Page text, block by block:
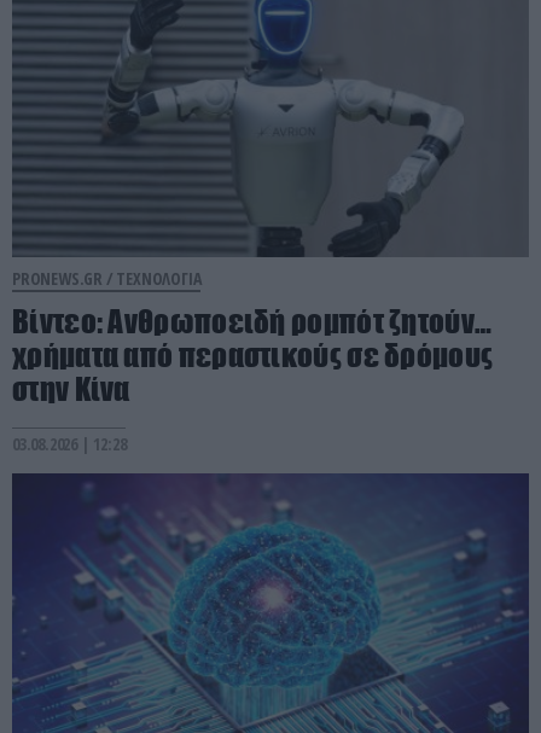
PRONEWS.GR / ΤΕΧΝΟΛΟΓΙΑ
Βίντεο: Ανθρωποειδή ρομπότ ζητούν…
χρήματα από περαστικούς σε δρόμους
στην Κίνα
03.08.2026 | 12:28